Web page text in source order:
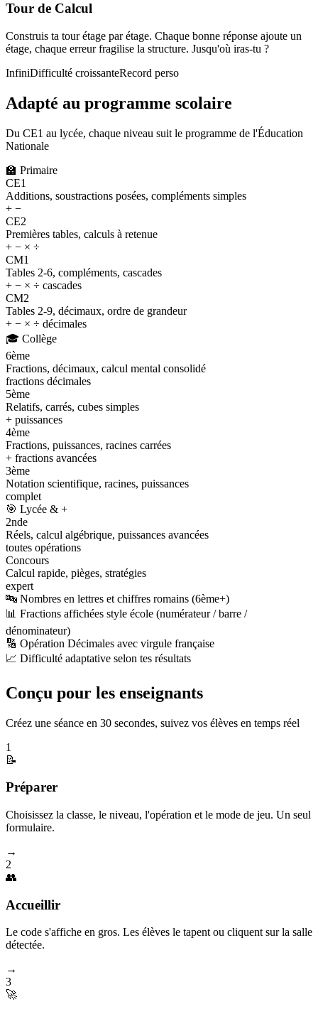
Tour de Calcul
Construis ta tour étage par étage. Chaque bonne réponse ajoute un
étage, chaque erreur fragilise la structure. Jusqu'où iras-tu ?
InfiniDifficulté croissanteRecord perso
Adapté au programme scolaire
Du CE1 au lycée, chaque niveau suit le programme de l'Éducation
Nationale
🏫 Primaire
CE1
Additions, soustractions posées, compléments simples
+ −
CE2
Premières tables, calculs à retenue
+ − × ÷
CM1
Tables 2-6, compléments, cascades
+ − × ÷ cascades
CM2
Tables 2-9, décimaux, ordre de grandeur
+ − × ÷ décimales
🎓 Collège
6ème
Fractions, décimaux, calcul mental consolidé
fractions décimales
5ème
Relatifs, carrés, cubes simples
+ puissances
4ème
Fractions, puissances, racines carrées
+ fractions avancées
3ème
Notation scientifique, racines, puissances
complet
🎯 Lycée & +
2nde
Réels, calcul algébrique, puissances avancées
toutes opérations
Concours
Calcul rapide, pièges, stratégies
expert
🔤 Nombres en lettres et chiffres romains (6ème+)
📊 Fractions affichées style école (numérateur / barre /
dénominateur)
🔢 Opération Décimales avec virgule française
📈 Difficulté adaptative selon tes résultats
Conçu pour les enseignants
Créez une séance en 30 secondes, suivez vos élèves en temps réel
1
📝
Préparer
Choisissez la classe, le niveau, l'opération et le mode de jeu. Un seul
formulaire.
→
2
👥
Accueillir
Le code s'affiche en gros. Les élèves le tapent ou cliquent sur la salle
détectée.
→
3
🚀